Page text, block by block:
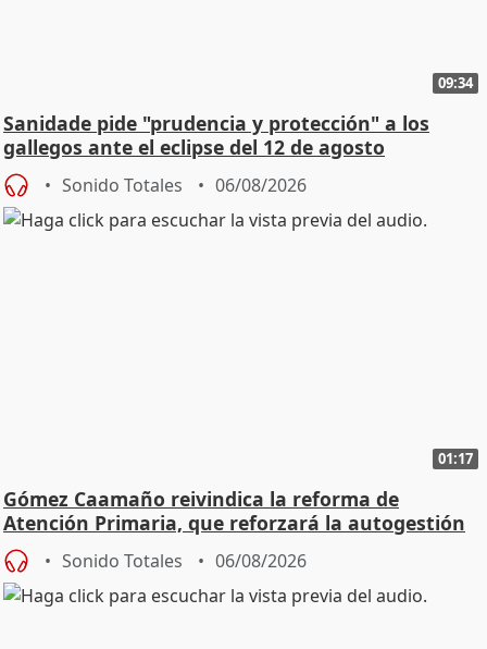
09:34
Sanidade pide "prudencia y protección" a los
gallegos ante el eclipse del 12 de agosto
Sonido Totales 06/08/2026
01:17
Gómez Caamaño reivindica la reforma de
Atención Primaria, que reforzará la autogestión
Sonido Totales 06/08/2026